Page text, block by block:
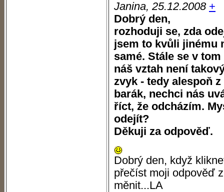
Janina, 25.12.2008 +
Dobrý den,
rozhoduji se, zda
jsem to kvůli jinému
samé. Stále se v
náš vztah není
zvyk - tedy alespoň
barák, nechci nás
říct, že odcházím.
odejít?
Děkuji za odpověď.
Dobrý den, když
přečíst moji odpověď
měnit...LA